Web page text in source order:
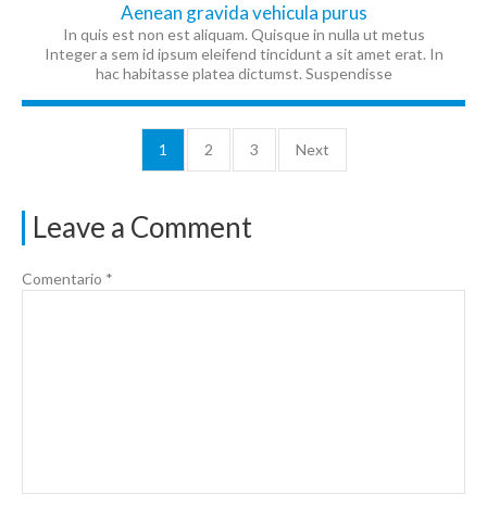
Aenean gravida vehicula purus
In quis est non est aliquam. Quisque in nulla ut metus
Integer a sem id ipsum eleifend tincidunt a sit amet erat. In
hac habitasse platea dictumst. Suspendisse
1 2 3 Next
Leave a Comment
Comentario *